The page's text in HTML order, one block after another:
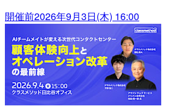
開催前2026年9月3日(木) 16:00